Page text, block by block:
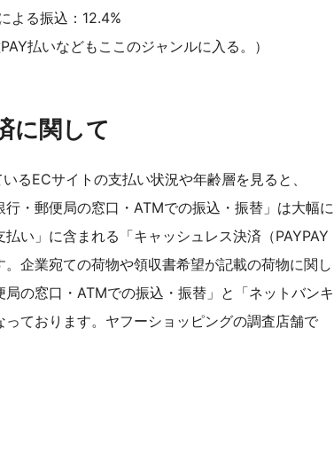
よる振込：12.4%
払いなどもここのジャンルに入る。）
に関して
るECサイトの支払い状況や年齢層を見ると、
行・郵便局の窓口・ATMでの振込・振替」は大幅に
い」に含まれる「キャッシュレス決済（PAYPAY
企業宛ての荷物や領収書希望が記載の荷物に関し
の窓口・ATMでの振込・振替」と「ネットバンキ
ております。ヤフーショッピングの調査店舗で